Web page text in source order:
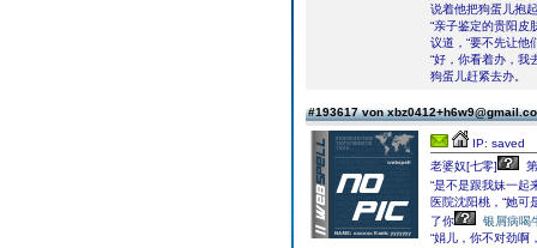
说着他把狗蛋儿抱
“亲子鉴定的贵阳皮
议道，“要不先让他
“好，你看着办，我
狗蛋儿赶紧去办。
#193617 von
IP: saved
老婆奴[七零]
“是不是跟我妹一起
医院沈阳桃，“她
了你
银屑病喝
“娟儿，你不对劲啊